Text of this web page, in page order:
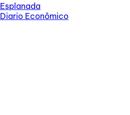
Esplanada
Diario Econômico